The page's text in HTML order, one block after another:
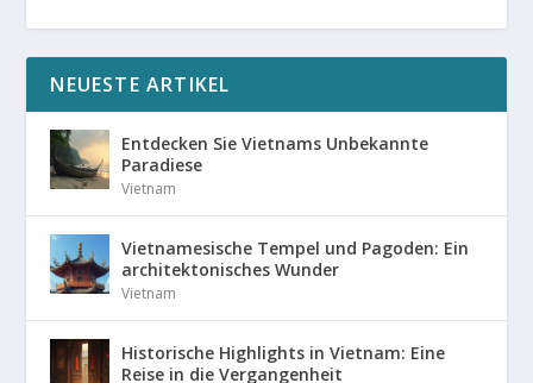
NEUESTE ARTIKEL
Entdecken Sie Vietnams Unbekannte
Paradiese
Vietnam
Vietnamesische Tempel und Pagoden: Ein
architektonisches Wunder
Vietnam
Historische Highlights in Vietnam: Eine
Reise in die Vergangenheit